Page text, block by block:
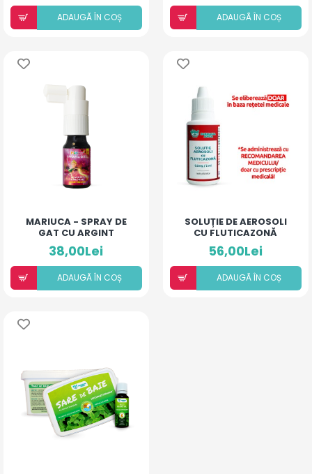
ADAUGÃ ÎN COȘ ADAUGÃ ÎN COȘ
MARIUCA - SPRAY DE
GAT CU ARGINT
COLOIDAL SI
ANTIBIOTIC - COMPLEX
- 10 ML
38,00Lei
ADAUGÃ ÎN COȘ
SOLUȚIE DE AEROSOLI
CU FLUTICAZONĂ
(20ML)
56,00Lei
ADAUGÃ ÎN COȘ